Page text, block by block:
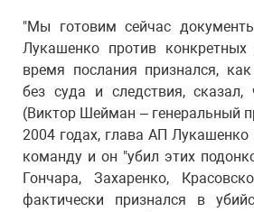
"Мы готовим сейчас
Лукашенко против
время послания признался,
без суда и следствия,
(Виктор Шейман – генеральный
2004 годах, глава АП Лукашенко
команду и он "убил этих
Гончара, Захаренко,
фактически признался в